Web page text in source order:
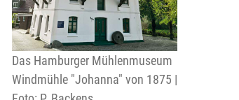
Das Hamburger Mühlenmuseum
Windmühle "Johanna" von 1875 |